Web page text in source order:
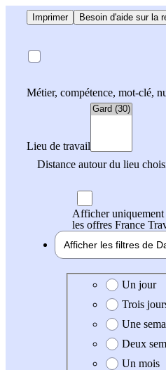
Imprimer Besoin d'aide sur la
Métier, compétence, mot-clé,
Lieu de travail
Distance autour du lieu
Afficher uniquement
les offres France
Afficher les filtres de
Date de création de
Un jour
Trois
Une
Deux
Un mois